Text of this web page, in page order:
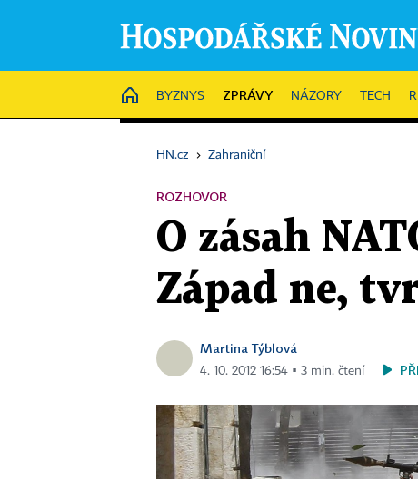
HOME
BYZNYS ZPRÁVY NÁZORY TECH
HN.cz › Zahraniční
ROZHOVOR
O zásah
Západ ne,
Martina Týblová
4. 10. 2012 16:54 ▪ 3 min. čtení